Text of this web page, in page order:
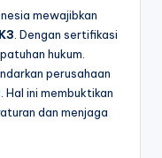
mewajibkan
. Dengan sertifikasi
hukum.
perusahaan
ini membuktikan
dan menjaga